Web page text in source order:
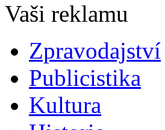
Zpravodajství
Publicistika
Kultura